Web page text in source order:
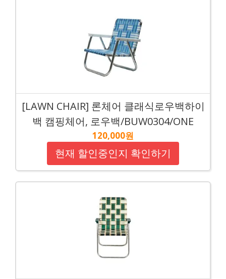
[LAWN CHAIR] 론체어 클래식로우백하이
백 캠핑체어, 로우백/BUW0304/ONE
120,000원
현재 할인중인지 확인하기